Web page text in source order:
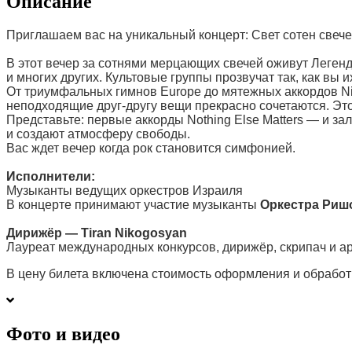
Приглашаем вас на уникальный концерт: Свет сотен
В этот вечер за сотнями мерцающих свечей оживут
и многих других. Культовые группы прозвучат так, как
От триумфальных гимнов Europe до мятежных аккордов
неподходящие друг-другу вещи прекрасно сочетаются.
Представьте: первые аккорды Nothing Else Matters — и
и создают атмосферу свободы.
Вас ждет вечер когда рок становится симфонией.
Исполнители:
Музыканты ведущих оркестров Израиля
В концерте принимают участие музыканты Оркестра
Дирижёр — Tiran Nikogosyan
Лауреат международных конкурсов, дирижёр, скрипач и
В цену билета включена стоимость оформления и
Фото и видео